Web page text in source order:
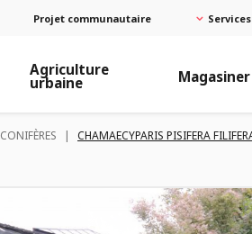
Projet communautaire Services
Agriculture
urbaine Magasiner
CONIFÈRES | CHAMAECYPARIS PISIFERA